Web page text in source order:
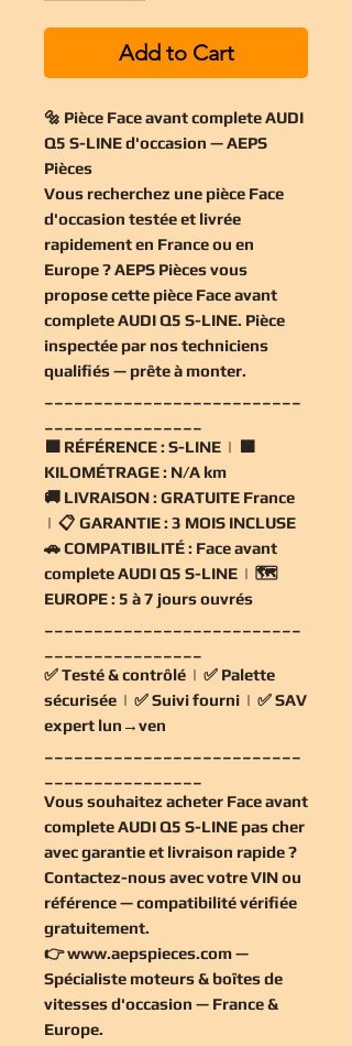
Add to Cart
🔩 Pièce Face avant complete AUDI
Q5 S-LINE d'occasion — AEPS
Pièces
Vous recherchez une pièce Face
d'occasion testée et livrée
rapidement en France ou en
Europe ? AEPS Pièces vous
propose cette pièce Face avant
complete AUDI Q5 S-LINE. Pièce
inspectée par nos techniciens
qualifiés — prête à monter.
🟧 RÉFÉRENCE : S-LINE | 🟧
KILOMÉTRAGE : N/A km
🚚 LIVRAISON : GRATUITE France
| 📋 GARANTIE : 3 MOIS INCLUSE
🚗COMPATIBILITÉ : Face avant
complete AUDI Q5 S-LINE | 🗺️
EUROPE : 5 à 7 jours ouvrés
✅Testé & contrôlé | ✅ Palette
sécurisée | ✅Suivi fourni | ✅SAV
expert lun→ven
Vous souhaitez acheter Face avant
complete AUDI Q5 S-LINE pas cher
avec garantie et livraison rapide ?
Contactez-nous avec votre VIN ou
référence — compatibilité vérifiée
gratuitement.
👉www.aepspieces.com—
Spécialiste moteurs & boîtes de
vitesses d'occasion — France &
Europe.